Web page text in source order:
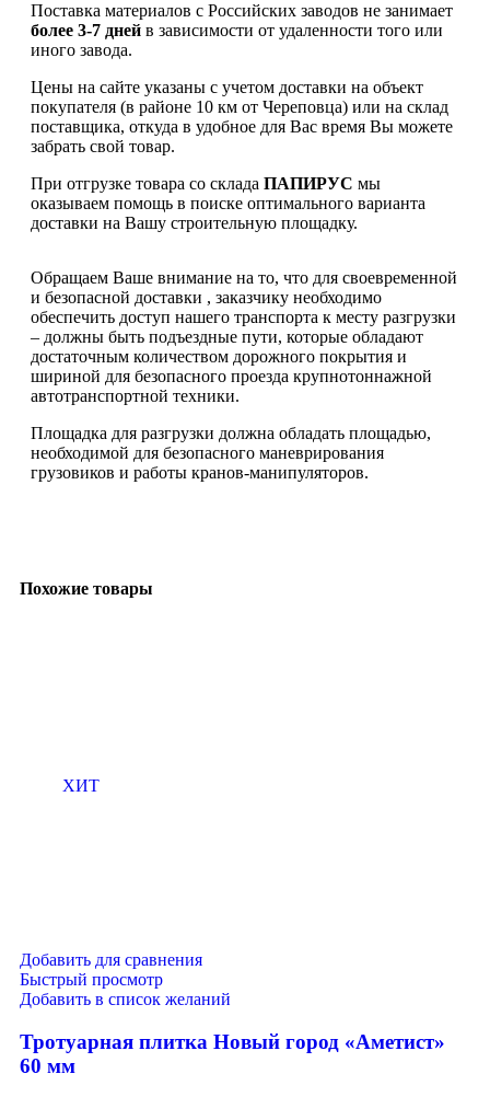
Поставка материалов с Российских заводов не занимает
более 3-7 дней в зависимости от удаленности того или
иного завода.
Цены на сайте указаны с учетом доставки на объект
покупателя (в районе 10 км от Череповца) или на склад
поставщика, откуда в удобное для Вас время Вы можете
забрать свой товар.
При отгрузке товара со склада ПАПИРУС мы
оказываем помощь в поиске оптимального варианта
доставки на Вашу строительную площадку.
Обращаем Ваше внимание на то, что для своевременной
и безопасной доставки , заказчику необходимо
обеспечить доступ нашего транспорта к месту разгрузки
– должны быть подъездные пути, которые обладают
достаточным количеством дорожного покрытия и
шириной для безопасного проезда крупнотоннажной
автотранспортной техники.
Площадка для разгрузки должна обладать площадью,
необходимой для безопасного маневрирования
грузовиков и работы кранов-манипуляторов.
Похожие товары
ХИТ
Добавить для сравнения
Быстрый просмотр
Добавить в список желаний
Тротуарная плитка Новый город «Аметист»
60 мм